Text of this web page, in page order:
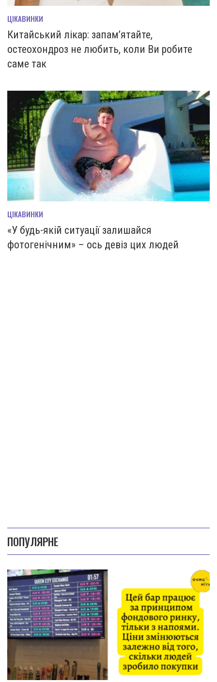
ЦІКАВИНКИ
Китайський лікар: запам’ятайте,
остеохондроз не любить, коли Ви робите
саме так
ЦІКАВИНКИ
«У будь-якій ситуації залишайся
фотогенічним» – ось девіз цих людей
ПОПУЛЯРНЕ